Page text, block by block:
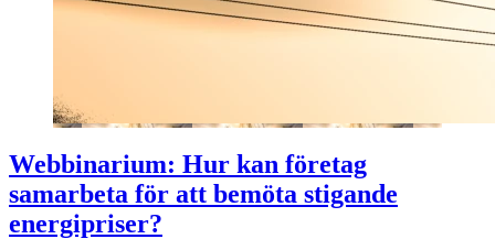
Webbinarium: Hur kan företag
samarbeta för att bemöta stigande
energipriser?